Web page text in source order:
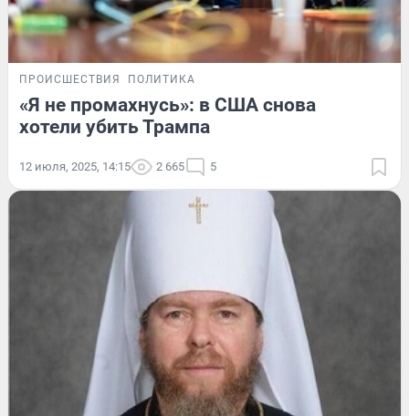
ПРОИСШЕСТВИЯ ПОЛИТИКА
«Я не промахнусь»: в США снова
хотели убить Трампа
12 июля, 2025, 14:15 2 665 5